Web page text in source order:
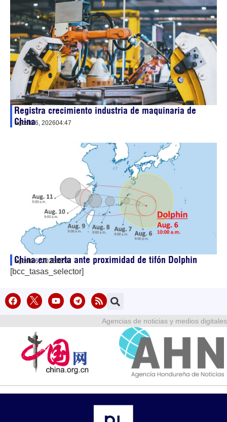
Registra crecimiento industria de maquinaria de
China
agosto 6, 202604:47
China en alerta ante proximidad de tifón Dolphin
agosto 6, 202603:07
[bcc_tasas_selector]
Agencias de noticias y medios digitales